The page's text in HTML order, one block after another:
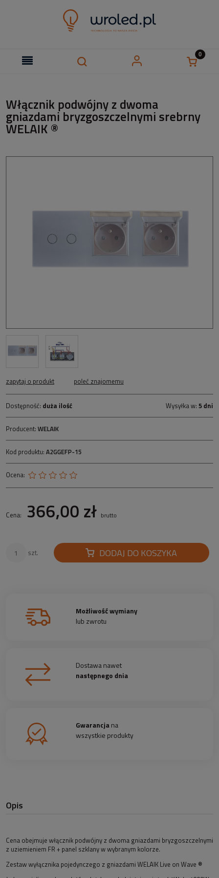
Włącznik podwójny z dwoma
gniazdami bryzgoszczelnymi srebrny
WELAIK ®
zapytaj o produkt poleć znajomemu
Dostępność: duża ilość Wysyłka w: 5 dni
Producent: WELAIK
Kod produktu: A2GGEFP-15
Ocena:
Cena: 366,00 zł brutto
szt. DODAJ DO KOSZYKA
Możliwość wymiany
lub zwrotu
Dostawa nawet
następnego dnia
Gwarancjana
wszystkie produkty
Opis
Cena obejmuje włącznik podwójny z dwoma gniazdami bryzgoszczelnymi
z uziemieniem FR + panel szklany w wybranym kolorze.
Zestaw wyłącznika pojedynczego z gniazdami WELAIK Live on Wave ®